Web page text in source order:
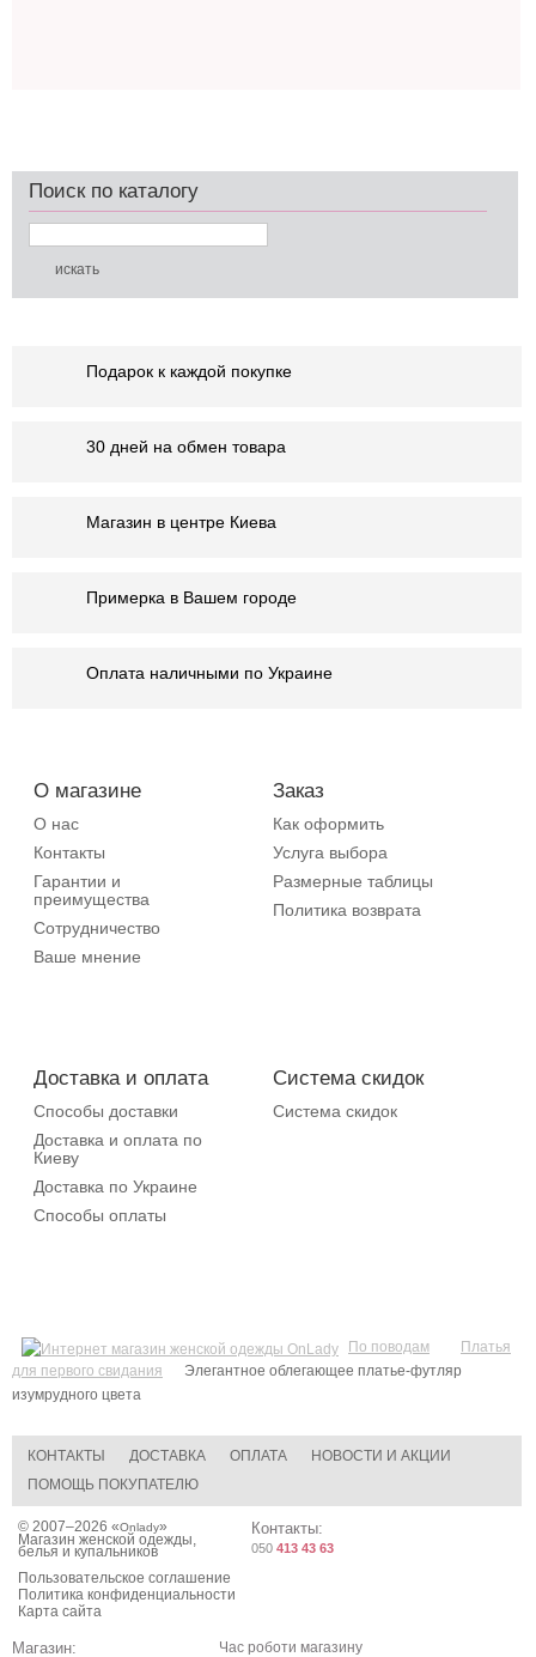
Поиск по каталогу
Подарок к каждой покупке
30 дней на обмен товара
Магазин в центре Киева
Примерка в Вашем городе
Оплата наличными по Украине
О магазине
О нас
Контакты
Гарантии и
преимущества
Сотрудничество
Ваше мнение
Заказ
Как оформить
Услуга выбора
Размерные таблицы
Политика возврата
Доставка и оплата
Способы доставки
Доставка и оплата по
Киеву
Доставка по Украине
Способы оплаты
Система скидок
Система скидок
По поводам
Платья
для первого свидания
Элегантное облегающее платье-футляр
изумрудного цвета
КОНТАКТЫ ДОСТАВКА ОПЛАТА
НОВОСТИ И АКЦИИ
ПОМОЩЬ ПОКУПАТЕЛЮ
© 2007–2026 «Onlady»
Магазин женской одежды,
белья и купальников
Пользовательское соглашение
Политика конфиденциальности
Карта сайта
Контакты:
050 413 43 63
Магазин:
Час роботи магазину